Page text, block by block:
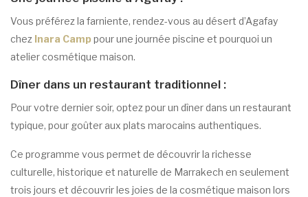
Vous préférez la farniente, rendez-vous au désert d’Agafay
chez Inara Camp pour une journée piscine et pourquoi un
atelier cosmétique maison.
Dîner dans un restaurant traditionnel :
Pour votre dernier soir, optez pour un dîner dans un restaurant
typique, pour goûter aux plats marocains authentiques.
Ce programme vous permet de découvrir la richesse
culturelle, historique et naturelle de Marrakech en seulement
trois jours et découvrir les joies de la cosmétique maison lors